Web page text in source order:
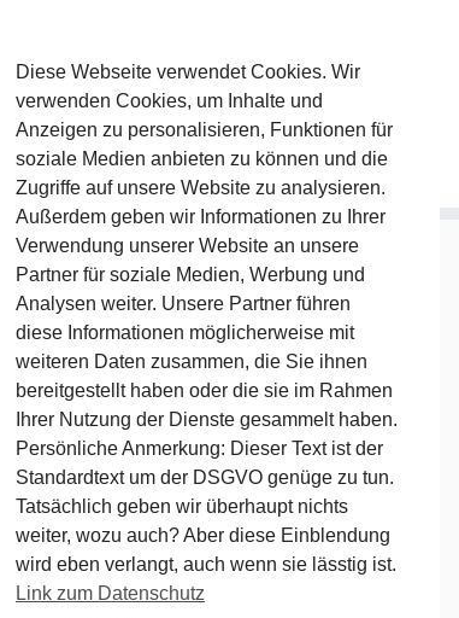
um Pommelsbrunn
Diese Webseite verwendet Cookies. Wir
verwenden Cookies, um Inhalte und
Anzeigen zu personalisieren, Funktionen für
soziale Medien anbieten zu können und die
Zugriffe auf unsere Website zu analysieren.
Außerdem geben wir Informationen zu Ihrer
Verwendung unserer Website an unsere
Partner für soziale Medien, Werbung und
Analysen weiter. Unsere Partner führen
diese Informationen möglicherweise mit
weiteren Daten zusammen, die Sie ihnen
bereitgestellt haben oder die sie im Rahmen
Ihrer Nutzung der Dienste gesammelt haben.
Persönliche Anmerkung: Dieser Text ist der
Standardtext um der DSGVO genüge zu tun.
Tatsächlich geben wir überhaupt nichts
weiter, wozu auch? Aber diese Einblendung
wird eben verlangt, auch wenn sie lässtig ist.
Link zum Datenschutz